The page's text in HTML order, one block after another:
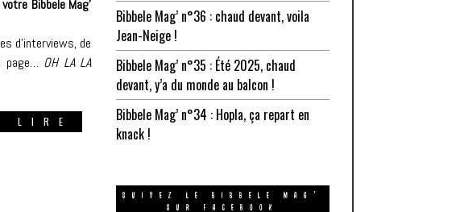
Bibbele Mag’
d’interviews, de
page… OH LA LA
LIRE
Bibbele Mag’ n°36 : chaud devant, voila
Jean-Neige !
Bibbele Mag’ n°35 : Été 2025, chaud
devant, y’a du monde au balcon !
Bibbele Mag’ n°34 : Hopla, ça repart en
knack !
SUIVEZ LE BIBBELE MAG’
SUR FACEBOOK